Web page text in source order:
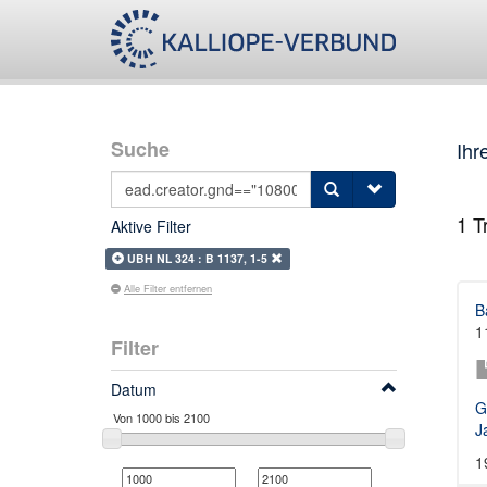
Suche
Aktive Filter
UBH NL 324 : B 1137, 1-5
Alle Filter entfernen
Filter
Datum
1